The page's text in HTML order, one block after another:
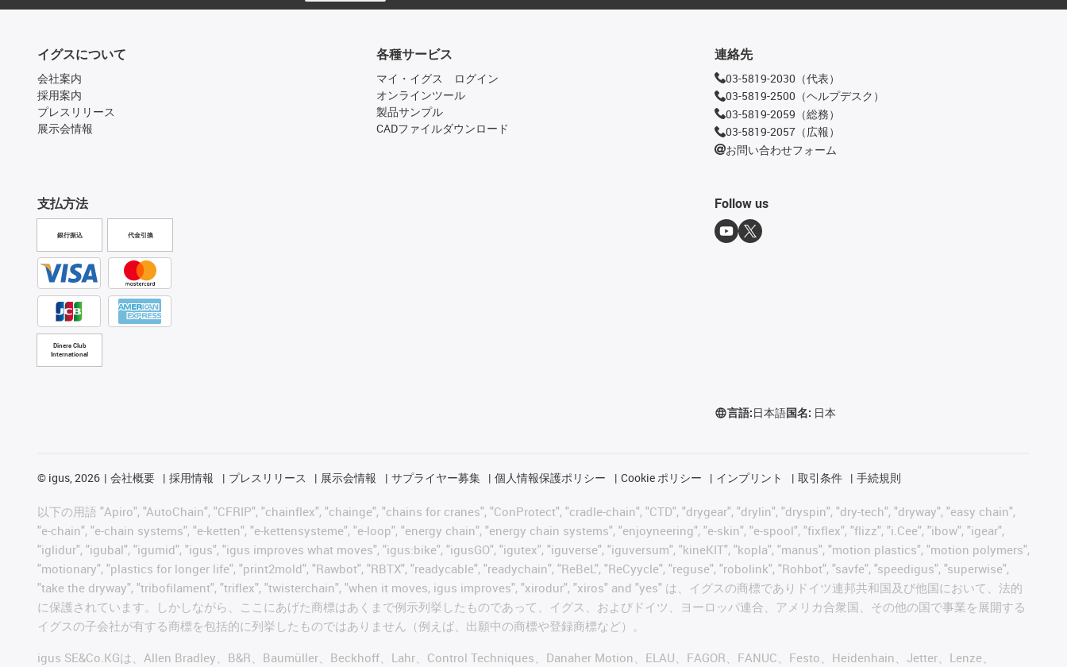
イグスについて
会社案内
採用案内
プレスリリース
展示会情報
支払方法
銀行振込 代金引換
Diners Club
International
各種サービス
マイ・イグス ログイン
オンラインツール
製品サンプル
CADファイルダウンロード
連絡先
03-5819-2030（代表）
03-5819-2500（ヘルプデスク）
03-5819-2059（総務）
03-5819-2057（広報）
お問い合わせフォーム
Follow us
言語:日本語国名: 日本
© igus, 2026 会社概要 採用情報 プレスリリース 展示会情報 サプライヤー募集 個人情報保護ポリシー Cookie ポリシー インプリント 取引条件 手続規則
以下の用語 "Apiro", "AutoChain", "CFRIP", "chainflex", "chainge", "chains for cranes", "ConProtect", "cradle-chain", "CTD", "drygear", "drylin", "dryspin", "dry-tech", "dryway", "easy chain",
"e-chain", "e-chain systems", "e-ketten", "e-kettensysteme", "e-loop", "energy chain", "energy chain systems", "enjoyneering", "e-skin", "e-spool", "fixflex", "flizz", "i.Cee", "ibow", "igear",
"iglidur", "igubal", "igumid", "igus", "igus improves what moves", "igus:bike", "igusGO", "igutex", "iguverse", "iguversum", "kineKIT", "kopla", "manus", "motion plastics", "motion polymers",
"motionary", "plastics for longer life", "print2mold", "Rawbot", "RBTX", "readycable", "readychain", "ReBeL", "ReCyycle", "reguse", "robolink", "Rohbot", "savfe", "speedigus", "superwise",
"take the dryway", "tribofilament", "triflex", "twisterchain", "when it moves, igus improves", "xirodur", "xiros" and "yes" は、イグスの商標でありドイツ連邦共和国及び他国において、法的
に保護されています。しかしながら、ここにあげた商標はあくまで例示列挙したものであって、イグス、およびドイツ、ヨーロッパ連合、アメリカ合衆国、その他の国で事業を展開する
イグスの子会社が有する商標を包括的に列挙したものではありません（例えば、出願中の商標や登録商標など）。
igus SE&Co.KGは、Allen Bradley、B&R、Baumüller、Beckhoff、Lahr、Control Techniques、Danaher Motion、ELAU、FAGOR、FANUC、Festo、Heidenhain、Jetter、Lenze、